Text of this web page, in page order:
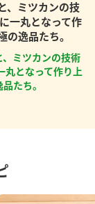
、ミツカンの技
一丸となって作
の逸品たち。
、ミツカンの技術
丸となって作り上
たち。